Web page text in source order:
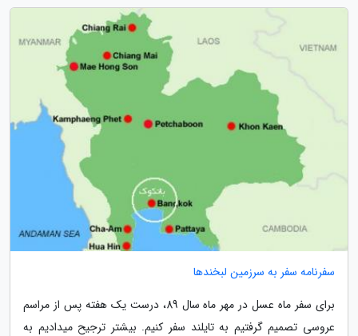
سفرنامه سفر به سرزمین لبخندها
برای سفر ماه عسل در مهر ماه سال 89، درست یک هفته پس از مراسم
عروسی تصمیم گرفتیم به تایلند سفر کنیم. بیشتر ترجیح میدادیم به